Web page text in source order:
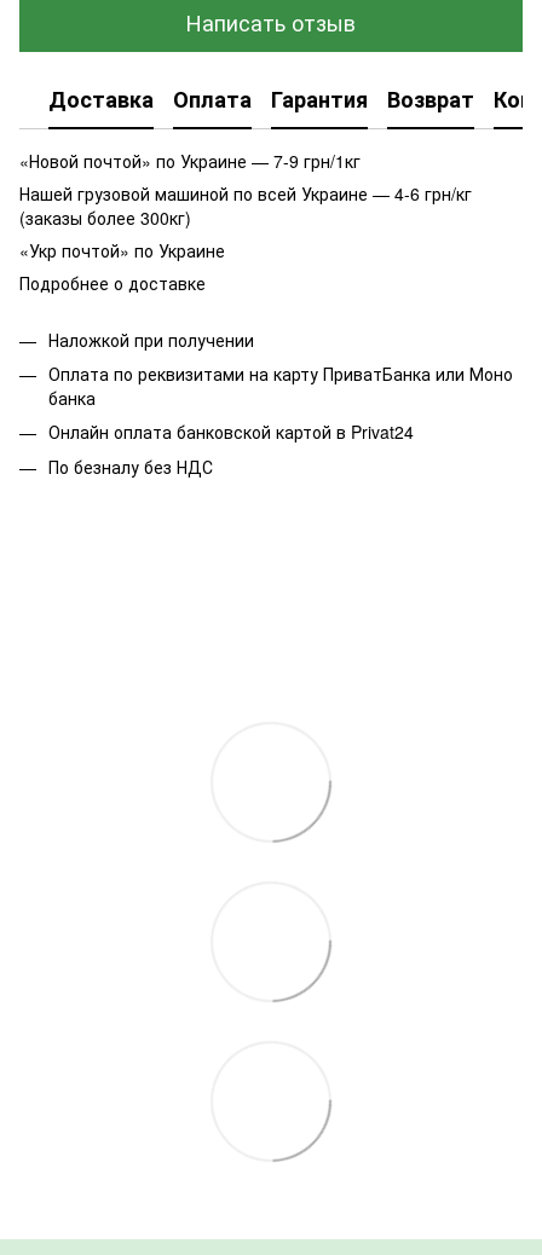
Написать отзыв
Доставка Оплата Гарантия Возврат
«Новой почтой» по Украине — 7-9 грн/1кг
Нашей грузовой машиной по всей Украине — 4-6 грн/кг
(заказы более 300кг)
«Укр почтой» по Украине
Подробнее о доставке
Наложкой при получении
Оплата по реквизитами на карту ПриватБанка или Моно
банка
Онлайн оплата банковской картой в Privat24
По безналу без НДС